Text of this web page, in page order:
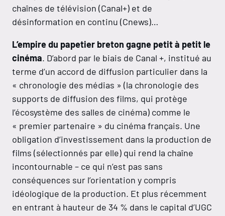
chaînes de télévision (Canal+) et de
désinformation en continu (Cnews)…
L’empire du papetier breton gagne petit à petit le
cinéma. D’abord par le biais de Canal +, institué au
terme d’un accord de diffusion particulier dans la
« chronologie des médias » (la chronologie des
supports de diffusion des films, qui protège
l’écosystème des salles de cinéma) comme le
« premier partenaire » du cinéma français. Une
obligation d’investissement dans la production de
films (sélectionnés par elle) qui rend la chaîne
incontournable – ce qui n’est pas sans
conséquences sur l’orientation y compris
idéologique de la production. Et plus récemment
en entrant à hauteur de 34 % dans le capital d’UGC